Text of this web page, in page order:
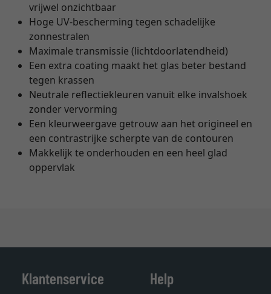
vrijwel onzichtbaar
Hoge UV-bescherming tegen schadelijke
zonnestralen
Maximale transmissie (lichtdoorlatendheid)
Een extra coating maakt het glas beter bestand
tegen krassen
Neutrale reflectiekleuren vanuit elke invalshoek
zonder vervorming
Een kleurweergave getrouw aan het origineel en
een contrastrijke scherpte van de contouren
Makkelijk te onderhouden en een heel glad
oppervlak
Klantenservice Help